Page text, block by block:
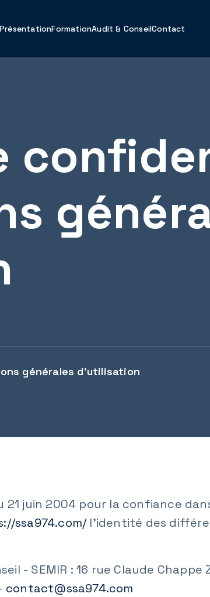
PrésentationFormationAudit & ConseilContact
générales d'utilisation
juin 2004 pour la confiance
ssa974.com/l'identité des
- SEMIR : 16 rue Claude
contact@ssa974.com